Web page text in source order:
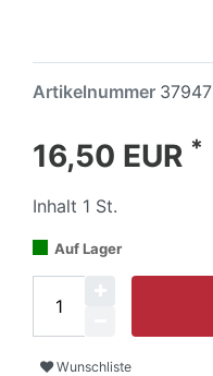
Artikelnummer 37947
16,50 EUR *
Inhalt 1 St.
Auf Lager
Wunschliste